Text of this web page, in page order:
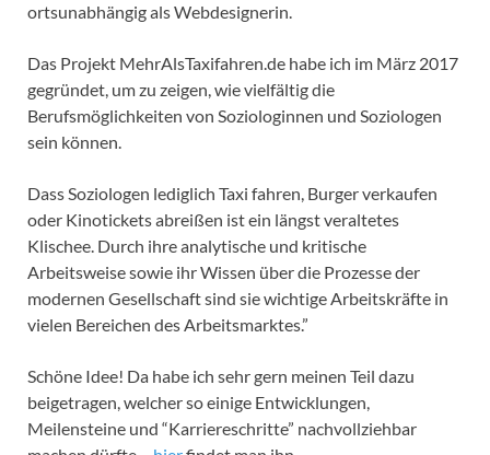
ortsunabhängig als Webdesignerin.
Das Projekt MehrAlsTaxifahren.de habe ich im März 2017
gegründet, um zu zeigen, wie vielfältig die
Berufsmöglichkeiten von Soziologinnen und Soziologen
sein können.
Dass Soziologen lediglich Taxi fahren, Burger verkaufen
oder Kinotickets abreißen ist ein längst veraltetes
Klischee. Durch ihre analytische und kritische
Arbeitsweise sowie ihr Wissen über die Prozesse der
modernen Gesellschaft sind sie wichtige Arbeitskräfte in
vielen Bereichen des Arbeitsmarktes.”
Schöne Idee! Da habe ich sehr gern meinen Teil dazu
beigetragen, welcher so einige Entwicklungen,
Meilensteine und “Karriereschritte” nachvollziehbar